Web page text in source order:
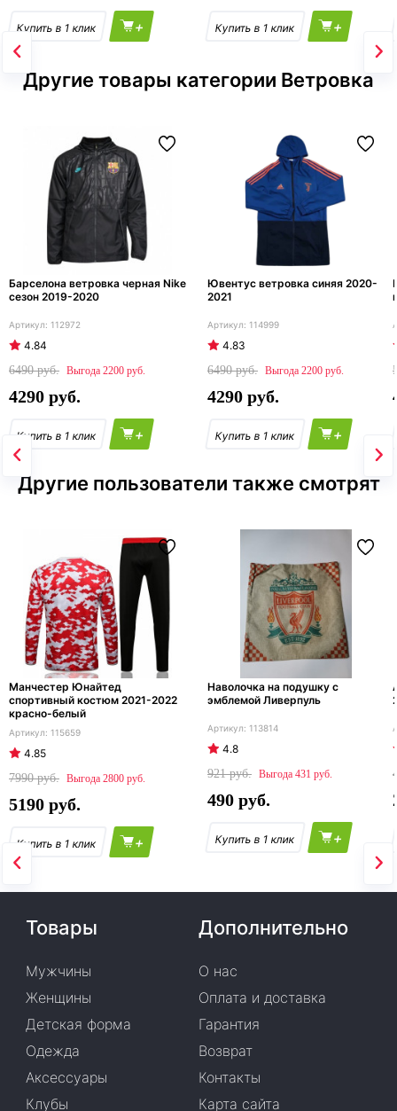
+ +
Другие товары категории Ветровка
Барселона ветровка черная Nike
сезон 2019-2020
112972
4.84
6490
2200
4290
+
Ювентус ветровка синяя 2020-
2021
114999
4.83
6490
2200
4290
+
Другие пользователи также смотрят
Манчестер Юнайтед
спортивный костюм 2021-2022
красно-белый
115659
4.85
7990
2800
5190
+
Наволочка на подушку с
эмблемой Ливерпуль
113814
4.8
921
431
490
+
Товары
Мужчины
Женщины
Детская форма
Одежда
Аксессуары
Клубы
Дополнительно
О нас
Оплата и доставка
Гарантия
Возврат
Контакты
Карта сайта